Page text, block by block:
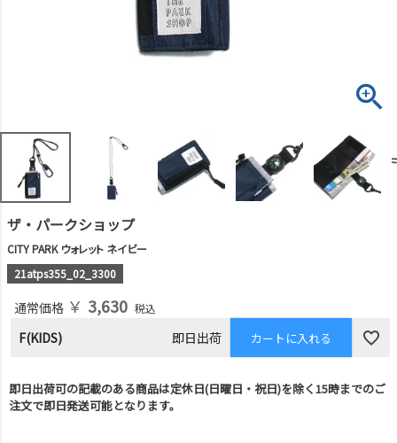
ザ・パークショップ
CITY PARK ウォレット ネイビー
21atps355_02_3300
通常価格 ￥ 3,630 税込
F(KIDS) 即日出荷 カートに入れる
即日出荷可の記載のある商品は定休日(日曜日・祝日)を除く15時までのご
注文で即日発送可能となります。